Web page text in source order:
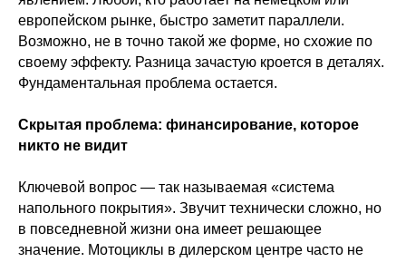
европейском рынке, быстро заметит параллели.
Возможно, не в точно такой же форме, но схожие по
своему эффекту. Разница зачастую кроется в деталях.
Фундаментальная проблема остается.
Скрытая проблема: финансирование, которое
никто не видит
Ключевой вопрос — так называемая «система
напольного покрытия». Звучит технически сложно, но
в повседневной жизни она имеет решающее
значение. Мотоциклы в дилерском центре часто не